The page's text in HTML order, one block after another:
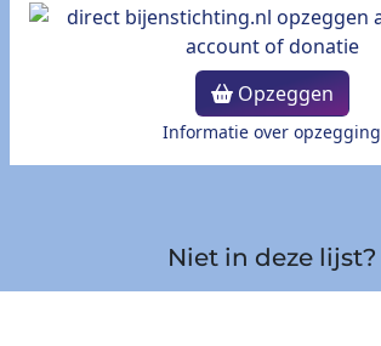
Opzeggen
Informatie over opzegging
Niet in deze lijst?